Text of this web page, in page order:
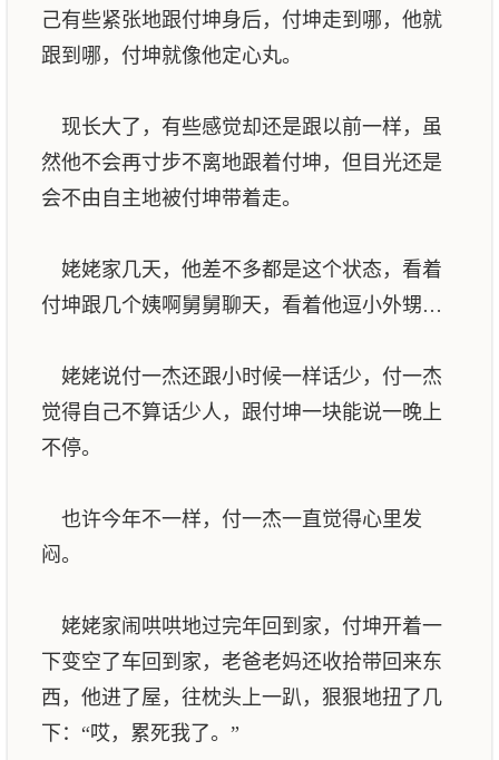
己有些紧张地跟付坤身后，付坤走到哪，他就
跟到哪，付坤就像他定心丸。
现长大了，有些感觉却还是跟以前一样，虽
然他不会再寸步不离地跟着付坤，但目光还是
会不由自主地被付坤带着走。
姥姥家几天，他差不多都是这个状态，看着
付坤跟几个姨啊舅舅聊天，看着他逗小外甥…
姥姥说付一杰还跟小时候一样话少，付一杰
觉得自己不算话少人，跟付坤一块能说一晚上
不停。
也许今年不一样，付一杰一直觉得心里发
闷。
姥姥家闹哄哄地过完年回到家，付坤开着一
下变空了车回到家，老爸老妈还收拾带回来东
西，他进了屋，往枕头上一趴，狠狠地扭了几
下：“哎，累死我了。”